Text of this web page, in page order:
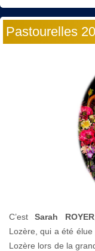
Pastourelles
C’estSarah ROYER
Lozère, qui a été
Lozère lors de la